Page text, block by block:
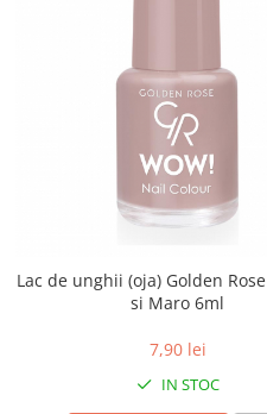
Lac de unghii (oja) Golden
si Maro 6ml
7,90 lei
IN STOC